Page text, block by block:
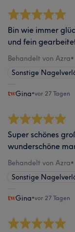
Bin wie immer
und fein
Behandelt von Azra•
Sonstige
Gina•vor 27 Tagen
Super schönes
wunderschöne
Behandelt von Azra•
Sonstige
Gina•vor 27 Tagen